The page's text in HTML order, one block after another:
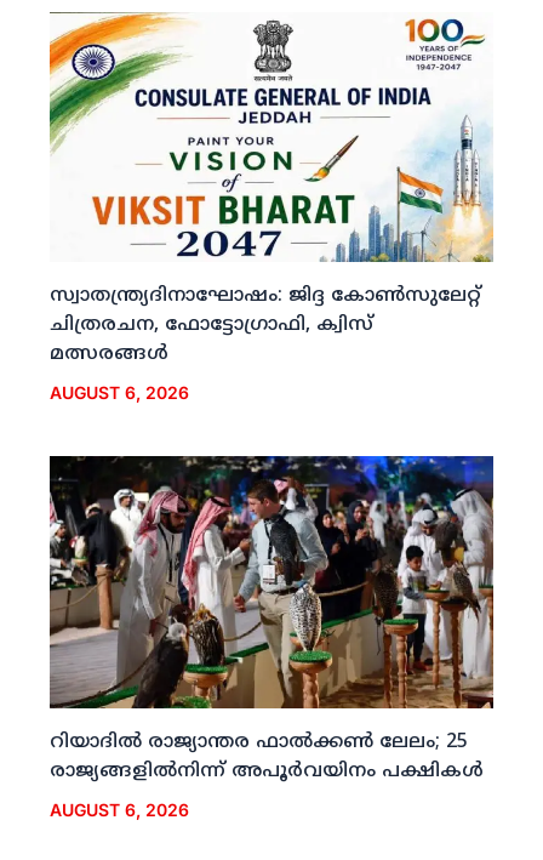
സ്വാതന്ത്ര്യദിനാഘോഷം: ജിദ്ദ കോണ്‍സുലേറ്റ്
ചിത്രരചന, ഫോട്ടോഗ്രാഫി, ക്വിസ്
മത്സരങ്ങള്‍
AUGUST 6, 2026
റിയാദില്‍ രാജ്യാന്തര ഫാല്‍ക്കണ്‍ ലേലം; 25
രാജ്യങ്ങളില്‍നിന്ന് അപൂര്‍വയിനം പക്ഷികള്‍
AUGUST 6, 2026